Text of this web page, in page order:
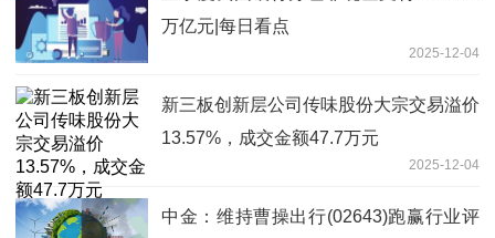
万亿元|每日看点
2025-12-04
新三板创新层公司传味股份大宗交易溢价
13.57%，成交金额47.7万元
2025-12-04
中金：维持曹操出行(02643)跑赢行业评